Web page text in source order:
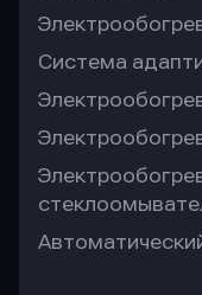
Система